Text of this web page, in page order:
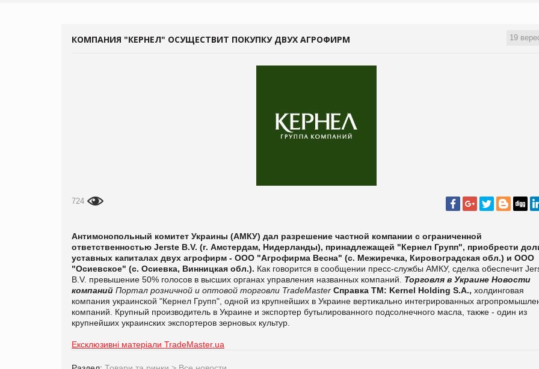
19
КОМПАНИЯ "КЕРНЕЛ" ОСУЩЕСТВИТ ПОКУПКУ ДВУХ АГРОФИРМ
724
Антимонопольный комитет Украины (АМКУ) дал разрешение частной компании с ограниченной
ответственностью Jerste B.V. (г. Амстердам, Нидерланды), принадлежащей "Кернел Групп", приобрести
уставных капиталах двух агрофирм - ООО "Агрофирма Весна" (с. Межиречка, Кировоградская обл.) и ООО
"Осиевское" (с. Осиевка, Винницкая обл.). Как говорится в сообщении пресс-службы АМКУ, сделка обеспечит
B.V. превышение 50% голосов в высших органах управления названных компаний. Торговля в Украине Новости
компаний Портал розничной и оптовой торговли TradeMaster Справка ТМ: Kernel Holding S.A., холдинговая
компания украинской "Кернел Групп", одной из крупнейших в Украине вертикально интегрированных
компаний. Крупный производитель в Украине и экспортер бутылированного подсолнечного масла, также - один из
крупнейших украинских экспортеров зерновых культур.
Ексклюзивні матеріали TradeMaster.ua